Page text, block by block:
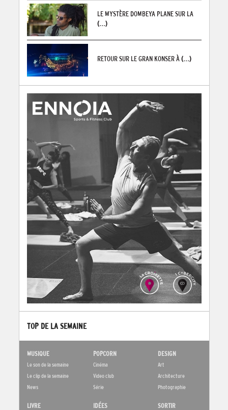
LE MYSTÈRE DOMBEYA PLANE SUR LA
(...)
RETOUR SUR LE GRAN KONSER À(...)
TOP DE LA SEMAINE
MUSIQUE
Le son de la semaine
Le clip de la semaine
News
POPCORN
Cinéma
Video club
Série
DESIGN
Art
Architecture
Photographie
LIVRE IDÉES SORTIR